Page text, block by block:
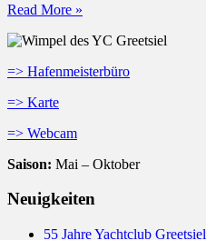
Read More »
Abmotoren
=> Hafenmeisterbüro
=> Karte
=> Webcam
Saison: Mai – Oktober
Neuigkeiten
55 Jahre Yachtclub Greetsiel